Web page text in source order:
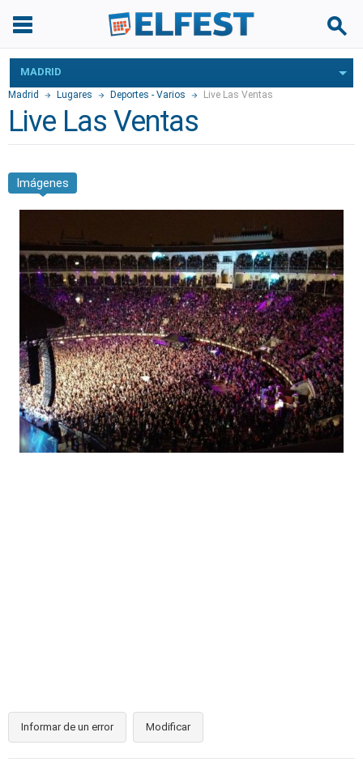
MADRID
Madrid Lugares Deportes - Varios Live Las Ventas
Live Las Ventas
Imágenes
Informar de un error Modificar